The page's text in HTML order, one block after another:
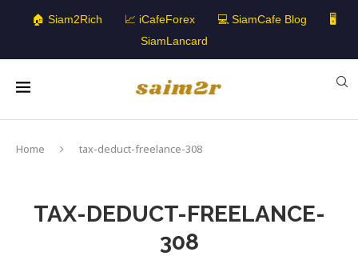
🏠 Siam2Rich 📈 iCafeForex 💻 SiamCafe Blog
🖥️
SiamLancard
Home tax-deduct-freelance-308
TAX-DEDUCT-FREELANCE-
308